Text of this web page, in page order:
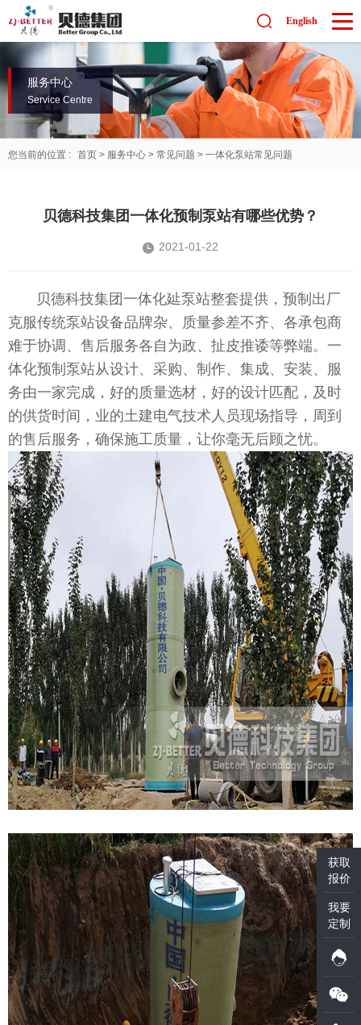
English
获取
报价
我要
定制
服务中心
Service Centre
您当前的位置 : 首页 > 服务中心 > 常见问题 > 一体化泵站常见问题
贝德科技集团一体化预制泵站有哪些优势？
2021-01-22
贝德科技集团一体化㢟泵站整套提供，预制出厂
克服传统泵站设备品牌杂、质量参差不齐、各承包商
难于协调、售后服务各自为政、扯皮推诿等弊端。一
体化预制泵站从设计、采购、制作、集成、安装、服
务由一家完成，好的质量选材，好的设计匹配，及时
的供货时间，业的土建电气技术人员现场指导，周到
的售后服务，确保施工质量，让你毫无后顾之忧。